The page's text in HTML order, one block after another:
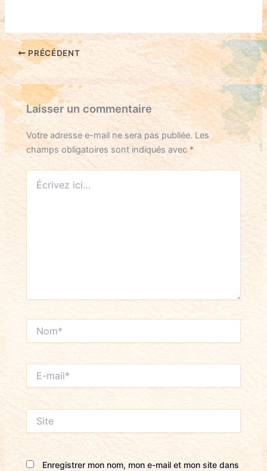
PRÉCÉDENT
Laisser un commentaire
Votre adresse e-mail ne sera pas publiée. Les
champs obligatoires sont indiqués avec*
ici…
mail*
Enregistrer mon nom, mon e-mail et mon site dans